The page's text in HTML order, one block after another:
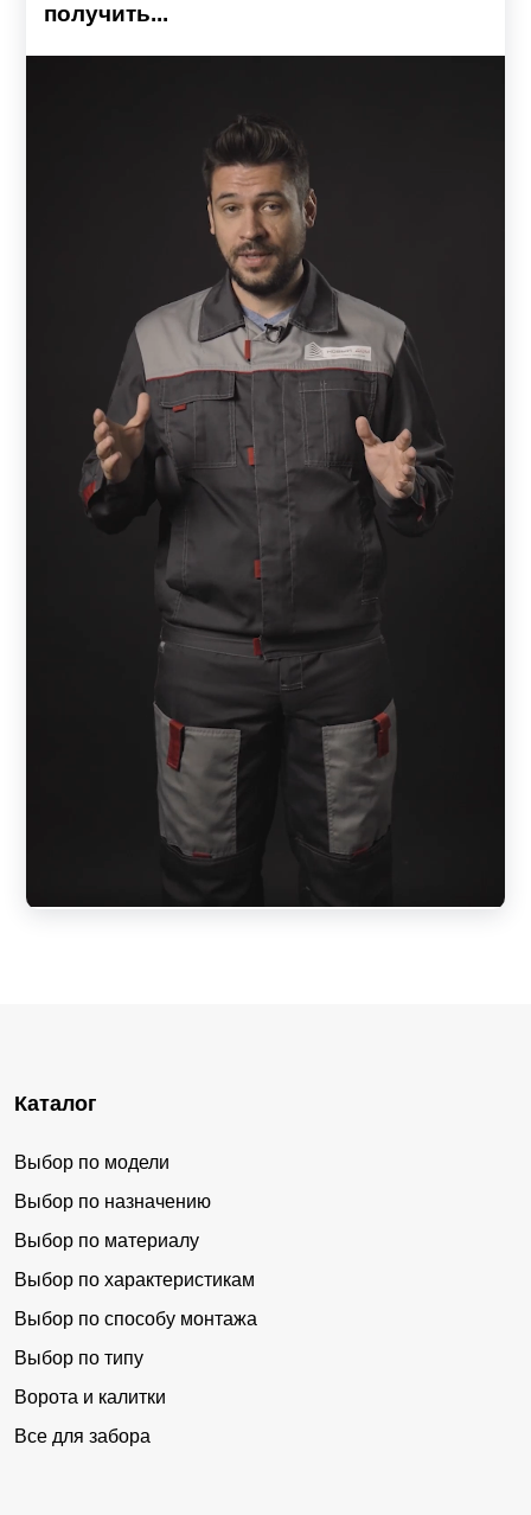
получить...
Каталог
Выбор по модели
Выбор по назначению
Выбор по материалу
Выбор по характеристикам
Выбор по способу монтажа
Выбор по типу
Ворота и калитки
Все для забора